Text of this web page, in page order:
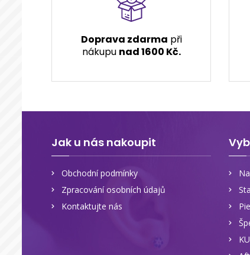
Doprava zdarma při
nákupu nad 1600 Kč.
Jak u nás nakoupit
Obchodní podmínky
Zpracování osobních údajů
Kontaktujte nás